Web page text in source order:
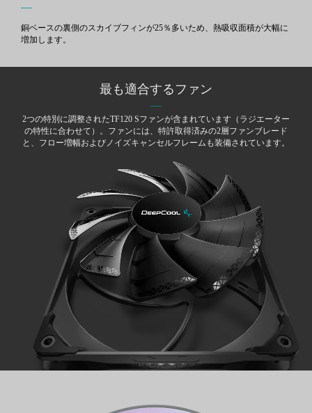
―
銅ベースの裏側のスカイブフィンが25％多いため、熱吸収面積が大幅に
増加します。
最も適合するファン
―
2つの特別に調整されたTF120 Sファンが含まれています（ラジエーター
の特性に合わせて）。ファンには、特許取得済みの2層ファンブレード
と、フロー増幅およびノイズキャンセルフレームも装備されています。